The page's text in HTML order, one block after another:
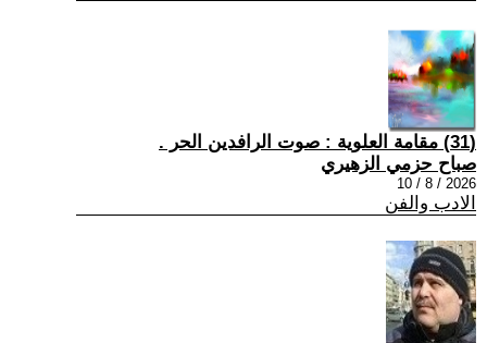
(31) مقامة العلوية : صوت الرافدين الحر .
صباح حزمي الزهيري
2026 / 8 / 10
الادب والفن